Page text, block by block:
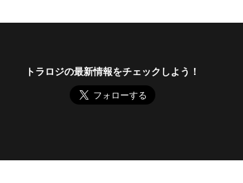
トラロジの最新情報をチェックしよう！